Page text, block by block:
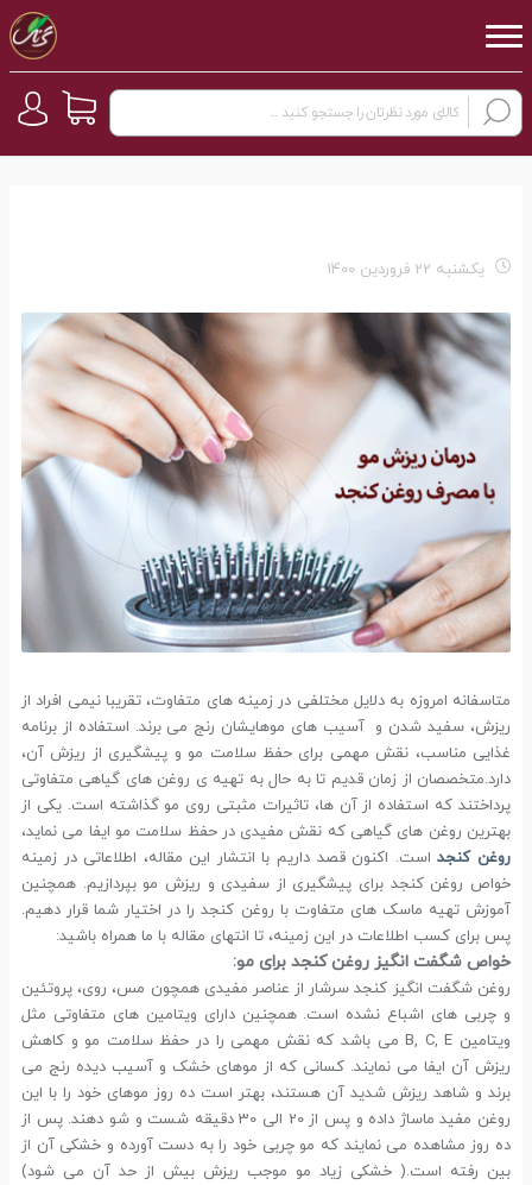
یکشنبه 22 فروردین 1400
متاسفانه امروزه به دلایل مختلفی در زمینه های متفاوت، تقریبا نیمی افراد از
ریزش، سفید شدن و آسیب های موهایشان رنج می برند. استفاده از برنامه
غذایی مناسب، نقش مهمی برای حفظ سلامت مو و پیشگیری از ریزش آن،
دارد.متخصصان از زمان قدیم تا به حال به تهیه ی روغن های گیاهی متفاوتی
پرداختند که استفاده از آن ها، تاثیرات مثبتی روی مو گذاشته است. یکی از
بهترین روغن های گیاهی که نقش مفیدی در حفظ سلامت مو ایفا می نماید،
روغن کنجداست. اکنون قصد داریم با انتشار این مقاله، اطلاعاتی در زمینه
خواص روغن کنجد برای پیشگیری از سفیدی و ریزش مو بپردازیم. همچنین
آموزش تهیه ماسک های متفاوت با روغن کنجد را در اختیار شما قرار دهیم.
پس برای کسب اطلاعات در این زمینه، تا انتهای مقاله با ما همراه باشید:
خواص شگفت انگیز روغن کنجد برای مو:
روغن شگفت انگیز کنجد سرشار از عناصر مفیدی همچون مس، روی، پروتئین
و چربی های اشباع نشده است. همچنین دارای ویتامین های متفاوتی مثل
ویتامین B, C, E می باشد که نقش مهمی را در حفظ سلامت مو و کاهش
ریزش آن ایفا می نمایند. کسانی که از موهای خشک و آسیب دیده رنج می
برند و شاهد ریزش شدید آن هستند، بهتر است ده روز موهای خود را با این
روغن مفید ماساژ داده و پس از 20 الی 30 دقیقه شست و شو دهند. پس از
ده روز مشاهده می نمایند که مو چربی خود را به دست آورده و خشکی آن از
بین رفته است.( خشکی زیاد مو موجب ریزش بیش از حد آن می شود)